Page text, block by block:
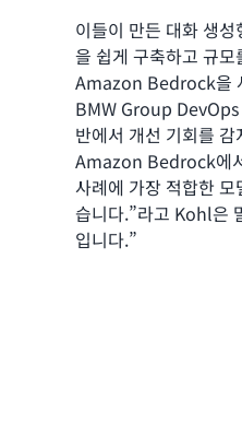
이들이 만든 대화 생
을 쉽게 구축하고 규
Amazon Bedrock을
BMW Group DevOps
반에서 개선 기회를
Amazon Bedrock에
사례에 가장 적합한
습니다.”라고 Kohl은
입니다.”